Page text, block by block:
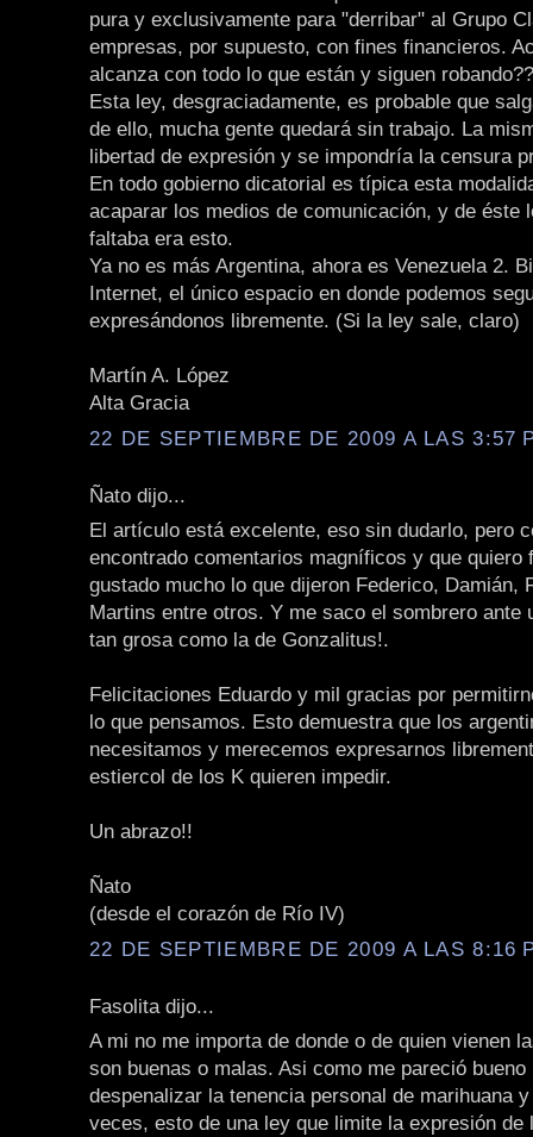
pura y exclusivamente para "derribar" al Grupo
empresas, por supuesto, con fines financieros.
alcanza con todo lo que están y siguen
Esta ley, desgraciadamente, es probable que
de ello, mucha gente quedará sin trabajo. La
libertad de expresión y se impondría la censura
En todo gobierno dicatorial es típica esta
acaparar los medios de comunicación, y de éste
faltaba era esto.
Ya no es más Argentina, ahora es Venezuela 2.
Internet, el único espacio en donde podemos
expresándonos libremente. (Si la ley sale, claro)
Martín A. López
Alta Gracia
22 DE SEPTIEMBRE DE 2009 A LAS 3:57
Ñato dijo...
El artículo está excelente, eso sin dudarlo, pero
encontrado comentarios magníficos y que quiero
gustado mucho lo que dijeron Federico, Damián,
Martins entre otros. Y me saco el sombrero ante
tan grosa como la de Gonzalitus!.
Felicitaciones Eduardo y mil gracias por
lo que pensamos. Esto demuestra que los
necesitamos y merecemos expresarnos
estiercol de los K quieren impedir.
Un abrazo!!
Ñato
(desde el corazón de Río IV)
22 DE SEPTIEMBRE DE 2009 A LAS 8:16
Fasolita dijo...
A mi no me importa de donde o de quien vienen
son buenas o malas. Asi como me pareció bueno
despenalizar la tenencia personal de marihuana
veces, esto de una ley que limite la expresión de